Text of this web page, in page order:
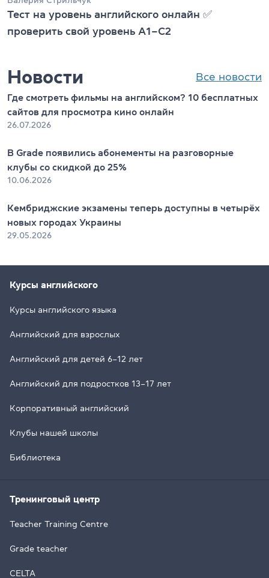
Тест на уровень английского онлайн ✅
проверить свой уровень А1–С2
Новости Все новости
Где смотреть фильмы на английском? 10 бесплатных
сайтов для просмотра кино онлайн
26.07.2026
В Grade появились абонементы на разговорные
клубы со скидкой до 25%
10.06.2026
Кембриджские экзамены теперь доступны в четырёх
новых городах Украины
29.05.2026
Курсы английского
Курсы английского языка
Английский для взрослых
Английский для детей 6–12 лет
Английский для подростков 13–17 лет
Корпоративный английский
Клубы нашей школы
Библиотека
Тренинговый центр
Teacher Training Centre
Grade teacher
CELTA